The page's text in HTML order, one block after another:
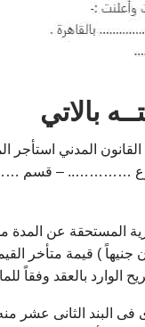
بالاتي
فى / / ۲۰۰۰۰ خاضع لأحكام القانون
متفرع من شارع ………….. –
وخمسون جنيهاً ) قيمة
للمادة ۱۵۸ من التقنين
البند الثانى عشر